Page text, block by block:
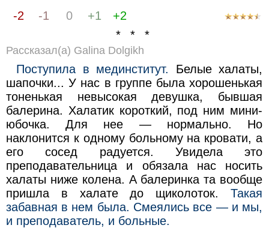
-2
-1 0 +1
+2
* * *
Рассказал(а) Galina Dolgikh
Поступила в мединститут. Белые халаты,
шапочки... У нас в группе была хорошенькая
тоненькая невысокая девушка, бывшая
балерина. Халатик короткий, под ним мини-
юбочка. Для нее — нормально. Но
наклонится к одному больному на кровати, а
его сосед радуется. Увидела это
преподавательница и обязала нас носить
халаты ниже колена. А балеринка та вообще
пришла в халате до щиколоток.Такая
забавная в нем была. Смеялись все — и мы,
и преподаватель, и больные.